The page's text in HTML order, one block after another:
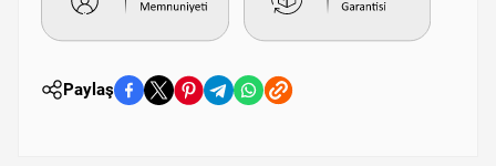
Paylaş